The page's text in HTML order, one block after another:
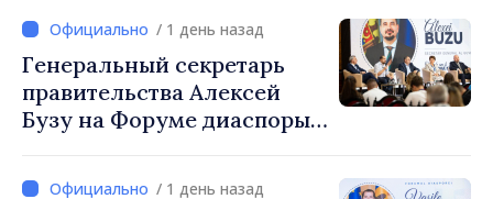
Вевер обсудили
европейский путь
Республики Молдова
/ 1 день назад
Генеральный секретарь
правительства Алексей
Бузу на Форуме диаспоры:
чтобы строить более
/ 1 день назад